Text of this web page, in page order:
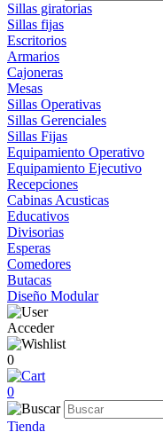
Sillas giratorias
Sillas fijas
Escritorios
Armarios
Cajoneras
Mesas
Sillas Operativas
Sillas Gerenciales
Sillas Fijas
Equipamiento Operativo
Equipamiento Ejecutivo
Recepciones
Cabinas Acusticas
Educativos
Divisorias
Esperas
Comedores
Butacas
Diseño Modular
Acceder
0
0
Tienda